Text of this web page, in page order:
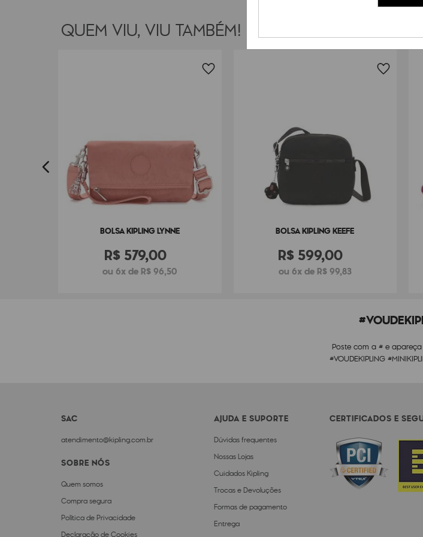
QUEM VIU, VIU TAMBÉM!
BOLSA KIPLING LYNNE
R$ 579,00
ou 6x de R$ 96,50
BOLSA KIPLING KEEFE
R$ 599,00
ou 6x de R$ 99,83
Poste com a # e
#VOUDEKIPLING
SAC
atendimento@kipling.com.br
SOBRE NÓS
Quem somos
Compra segura
Política de Privacidade
AJUDA E SUPORTE
Dúvidas frequentes
Nossas Lojas
Cuidados Kipling
Trocas e Devoluções
Formas de pagamento
Entrega
CERTIFICADOS E